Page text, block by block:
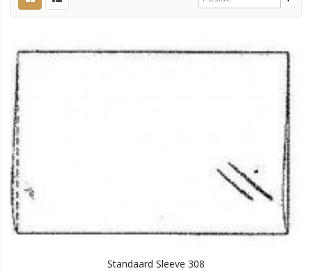
Standaard Sleeve 308